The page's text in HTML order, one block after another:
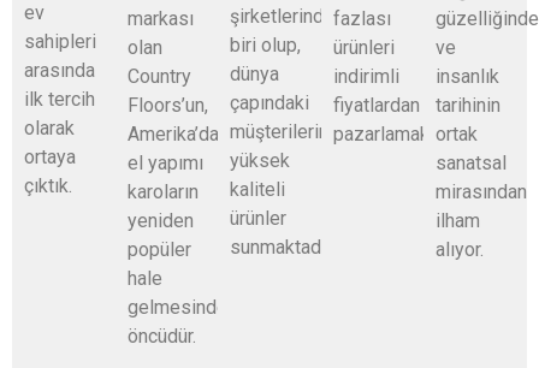
ev
sahipleri
arasında
ilk tercih
olarak
ortaya
çıktık.
markası
olan
Country
Floors’un,
Amerika’da
el yapımı
karoların
yeniden
popüler
hale
gelmesinde
öncüdür.
şirketlerinden
biri olup,
dünya
çapındaki
müşterilerine
yüksek
kaliteli
ürünler
sunmaktadır.
fazlası
ürünleri
indirimli
fiyatlardan
pazarlamaktadır.
ve
insanlık
tarihinin
ortak
sanatsal
mirasından
ilham
alıyor.